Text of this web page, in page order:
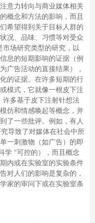
意力转向与商业媒体相关
概念和方法的影响，而且
希望得到关于目标人群的
况、品味、习惯等对受众
场研究类型的研究，以
息的短期影响的证据（例
广告活动的直接结果），
的证据。在许多短期的行
模式，它就像一根皮下注
多基于皮下注射针想法
仿和情感唤起等概念，并
了一些批评。例如，有人
导致了对媒体在社会中所
一刺激物（如广告）的即
学 "可控的），而且概念
内或在实验室的实验条件
对人们的影响是复杂的，
家的审问下或在实验室条